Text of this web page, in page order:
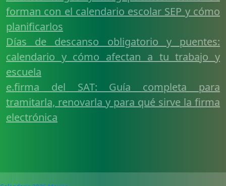
forman con el calendario escolar SEP y cómo
planificarlos
Días de descanso obligatorio y puentes:
calendario y cómo afectan a tu trabajo y
escuela
e.firma del SAT: Guía completa para
tramitarla, renovarla y para qué sirve la firma
electrónica